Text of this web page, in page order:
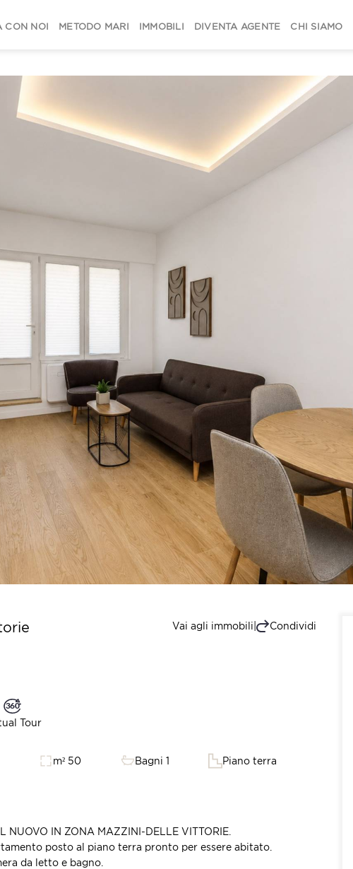
CON NOI METODO MARI IMMOBILI DIVENTA AGENTE CHI SIAMO
Vai agli immobili Condividi
Tour
m² 50 Bagni 1 Piano terra
NUOVO IN ZONA MAZZINI-DELLE VITTORIE.
posto al piano terra pronto per essere abitato.
da letto e bagno.